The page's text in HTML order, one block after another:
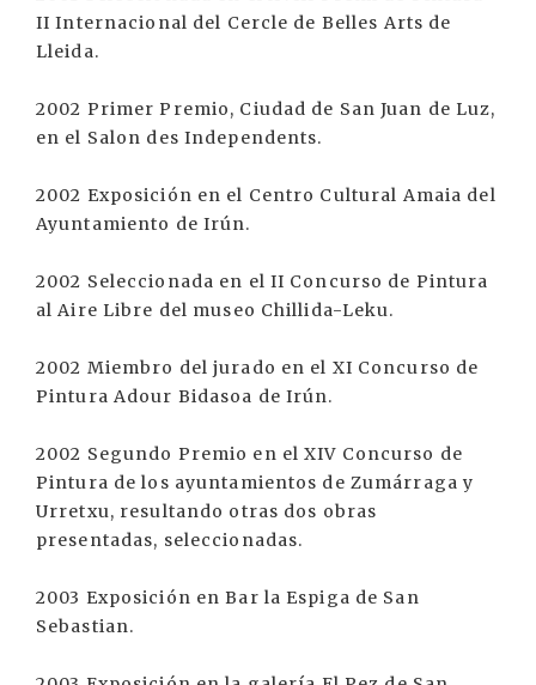
II Internacional del Cercle de Belles Arts de
Lleida.
2002 Primer Premio, Ciudad de San Juan de Luz,
en el Salon des Independents.
2002 Exposición en el Centro Cultural Amaia del
Ayuntamiento de Irún.
2002 Seleccionada en el II Concurso de Pintura
al Aire Libre del museo Chillida-Leku.
2002 Miembro del jurado en el XI Concurso de
Pintura Adour Bidasoa de Irún.
2002 Segundo Premio en el XIV Concurso de
Pintura de los ayuntamientos de Zumárraga y
Urretxu, resultando otras dos obras
presentadas, seleccionadas.
2003 Exposición en Bar la Espiga de San
Sebastian.